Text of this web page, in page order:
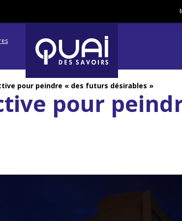
pour peindre « des futurs désirables »
pour